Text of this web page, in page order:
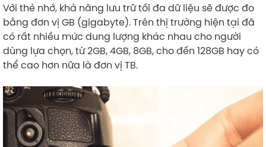
Với thẻ nhớ, khả năng lưu trữ tối đa dữ liệu sẽ được đo
bằng đơn vị GB (gigabyte). Trên thị trường hiện tại đã
có rất nhiều mức dung lượng khác nhau cho người
dùng lựa chọn, từ 2GB, 4GB, 8GB, cho đến 128GB hay có
thể cao hơn nữa là đơn vị TB.